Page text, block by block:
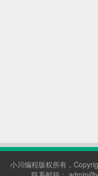
小川编程版权所有，